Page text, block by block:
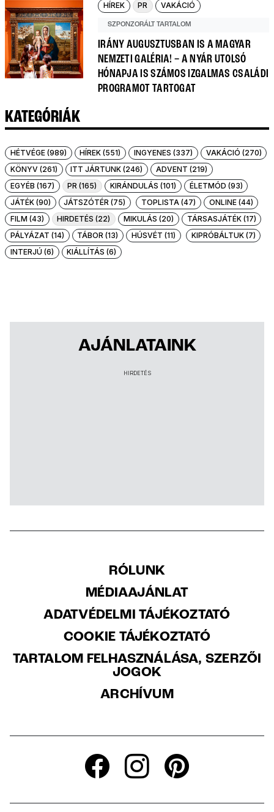
HÍREK PR VAKÁCIÓ
SZPONZORÁLT TARTALOM
IRÁNY AUGUSZTUSBAN IS A MAGYAR
NEMZETI GALÉRIA! – A NYÁR UTOLSÓ
HÓNAPJA IS SZÁMOS IZGALMAS CSALÁDI
PROGRAMOT TARTOGAT
KATEGÓRIÁK
HÉTVÉGE (989) HÍREK (551) INGYENES (337)
VAKÁCIÓ (270)
KÖNYV (261)
ITT JÁRTUNK (246)
ADVENT (219)
EGYÉB (167)
PR (165) KIRÁNDULÁS (101)
ÉLETMÓD (93)
JÁTÉK (90)
JÁTSZÓTÉR (75) TOPLISTA (47)
ONLINE (44)
FILM (43)
HIRDETÉS (22) MIKULÁS (20)
TÁRSASJÁTÉK (17)
PÁLYÁZAT (14)
TÁBOR (13) HÚSVÉT (11)
KIPRÓBÁLTUK (7)
INTERJÚ (6)
KIÁLLÍTÁS (6)
AJÁNLATAINK
HIRDETÉS
RÓLUNK
MÉDIAAJÁNLAT
ADATVÉDELMI TÁJÉKOZTATÓ
COOKIE TÁJÉKOZTATÓ
TARTALOM FELHASZNÁLÁSA, SZERZŐI
JOGOK
ARCHÍVUM